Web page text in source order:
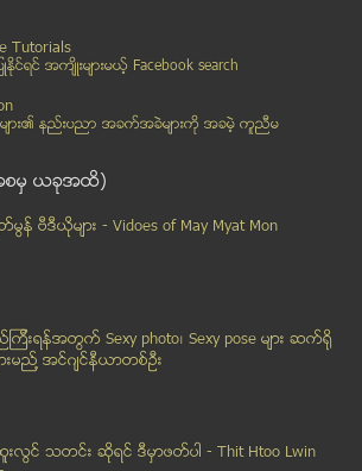
ားသိထားသင့္သည့္ Code မ်ား
နည္းပညာျဖင့္ တည္ေဆာက္ထားသည့္ Data Cen...
င္ အမ်ိဳးသားမ်ား ပါ၀င္ႏုိင္မႈအခန္းက႑
အားနဲ႔ဆဲြျပတ့ဲ ျမန္မာသုိင္းဆရာ
ခ်င္းအသစ္ Guilty All The Same
း ေကာက္ရာတြင္ ႐ိုဟင္ဂ်ာဟု ထည့္ခြင့္ျ...
ာဝတီျမစ္တစ္ေလွ်ာက္ လူအုပ္စုျဖင့္ ဓား...
ပ္ထားသည့္ ရုရွားတုိက္ေလယာဥ္မ်ားရုပ္သ...
းသိန္းစိန္ႏွင့္ ေဒၚေအာင္ဆန္းစုၾက...
Tutorials
ႏုိင္ရင္ အက်ိဳးမ်ားမယ့္ Facebook search
မ်ား၏ နည္းပညာ အခက္အခဲမ်ားကုိ အခမဲ့ ကူညီမ
စမွ ယခုအထိ)
မြန္ ဗီဒီယုိမ်ား - Vidoes of May Myat Mon
ကီးရန္အတြက္ Sexy photo၊ Sexy pose မ်ား ဆက္ရို
းမည္႔ အင္ဂ်င္နီယာတစ္ဦး
လြင္ သတင္း ဆုိရင္ ဒီမွာဖတ္ပါ - Thit Htoo Lwin